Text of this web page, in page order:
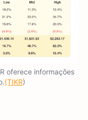
oferece informações
(TIKR)